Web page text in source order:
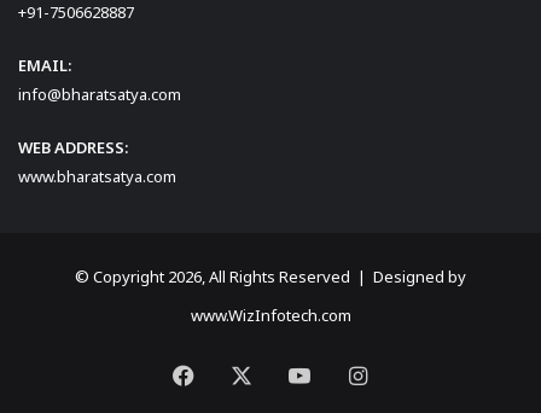
+91-7506628887
EMAIL:
info@bharatsatya.com
WEB ADDRESS:
www.bharatsatya.com
© Copyright 2026, All Rights Reserved | Designed by
www.WizInfotech.com
Facebook YouTubeInstagram